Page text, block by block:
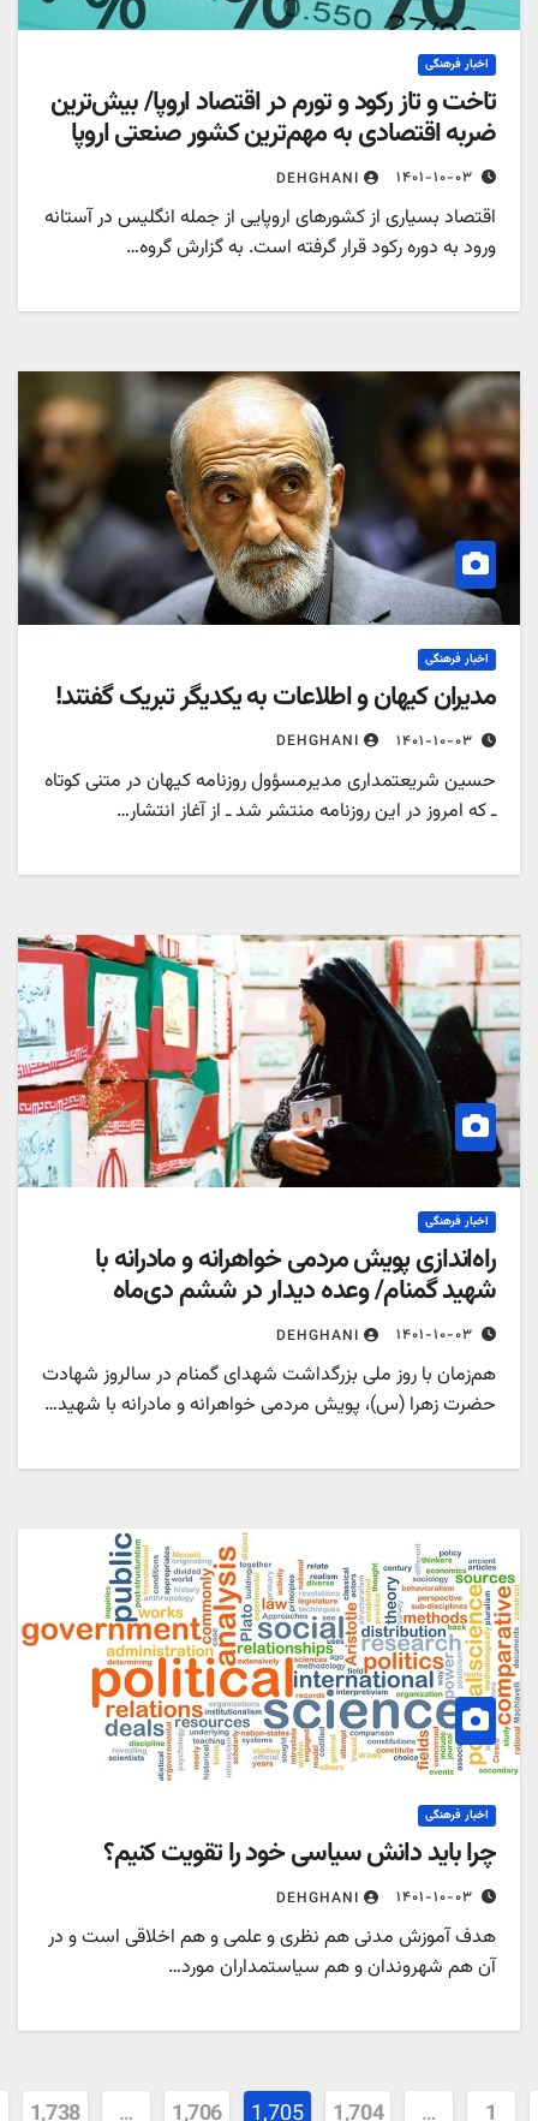
اخبار فرهنگی
و تاز رکود و تورم در اقتصاد اروپا/ بیش‌ترین
اقتصادی به مهم‌ترین کشور صنعتی اروپا
۱۴۰۱-۱۰-۰۳ DEHGHANI
بسیاری از کشورهای اروپایی از جمله انگلیس در آستانه
به دوره رکود قرار گرفته است. به گزارش گروه…
اخبار فرهنگی
کیهان و اطلاعات به یکدیگر تبریک گفتند!
۱۴۰۱-۱۰-۰۳ DEHGHANI
شریعتمداری مدیرمسؤول روزنامه کیهان در متنی کوتاه
که امروز در این روزنامه منتشر شد ـ از آغاز انتشار…
اخبار فرهنگی
پویش مردمی خواهرانه و مادرانه با
گمنام/ وعده دیدار در ششم دی‌ماه
۱۴۰۱-۱۰-۰۳ DEHGHANI
با روز ملی بزرگداشت شهدای گمنام در سالروز شهادت
زهرا (س)،‌ پویش مردمی خواهرانه و مادرانه با شهید…
اخبار فرهنگی
باید دانش سیاسی خود را تقویت کنیم؟
۱۴۰۱-۱۰-۰۳ DEHGHANI
آموزش مدنی هم نظری و علمی و هم اخلاقی است و در
هم شهروندان و هم سیاستمداران مورد…